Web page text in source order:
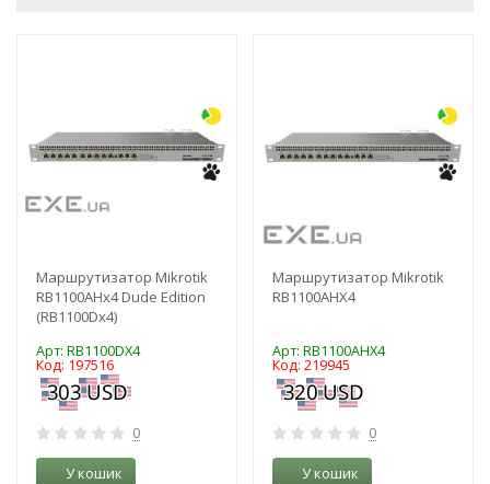
Маршрутизатор Mikrotik
RB1100AHx4 Dude Edition
(RB1100Dx4)
Арт: RB1100DX4
Код: 197516
0
У кошик
Маршрутизатор Mikrotik
RB1100AHX4
Арт: RB1100AHX4
Код: 219945
0
У кошик